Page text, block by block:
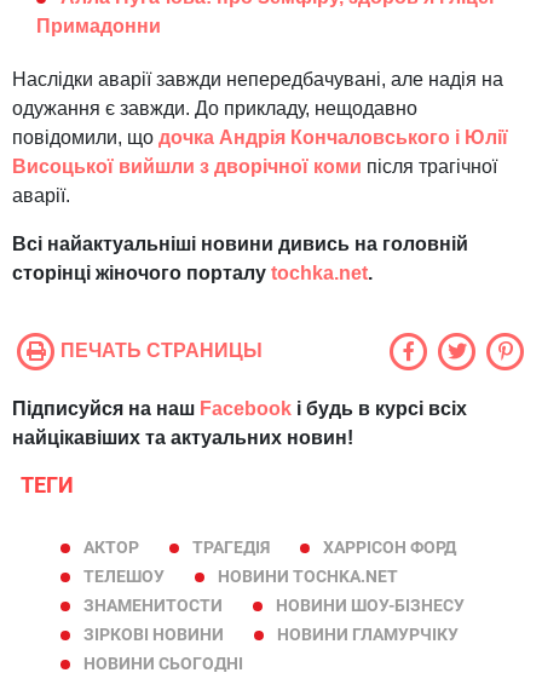
Примадонни
Наслідки аварії завжди непередбачувані, але надія на
одужання є завжди. До прикладу, нещодавно
повідомили, що дочка Андрія Кончаловського і Юлії
Висоцької вийшли з дворічної коми після трагічної
аварії.
Всі найактуальніші новини дивись на головній
сторінці жіночого порталу tochka.net.
ПЕЧАТЬ СТРАНИЦЫ
Підписуйся на наш Facebook і будь в курсі всіх
найцікавіших та актуальних новин!
ТЕГИ
АКТОР ТРАГЕДІЯ
ХАРРІСОН ФОРД
ТЕЛЕШОУ
НОВИНИ TOCHKA.NET
ЗНАМЕНИТОСТИ
НОВИНИ ШОУ-БІЗНЕСУ
ЗІРКОВІ НОВИНИ
НОВИНИ ГЛАМУРЧІКУ
НОВИНИ СЬОГОДНІ